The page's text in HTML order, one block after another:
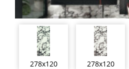
278x120 278x120